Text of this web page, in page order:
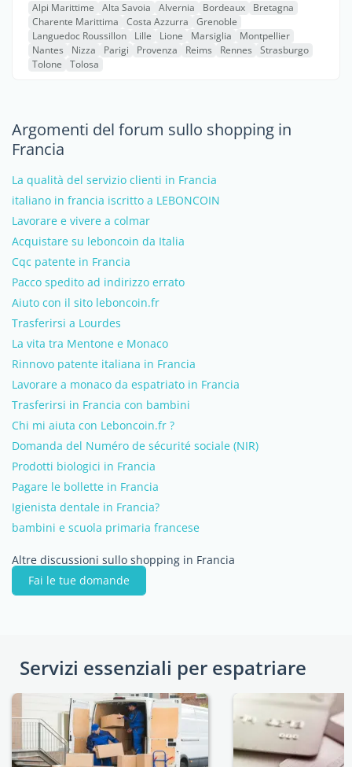
Alpi Marittime Alta Savoia Alvernia Bordeaux
Bretagna
Charente Marittima
Costa Azzurra
Grenoble
Languedoc Roussillon
Lille Lione Marsiglia
Montpellier
Nantes
Nizza Parigi Provenza Reims Rennes
Strasburgo
Tolone
Tolosa
Argomenti del forum sullo shopping in
Francia
La qualità del servizio clienti in Francia
italiano in francia iscritto a LEBONCOIN
Lavorare e vivere a colmar
Acquistare su leboncoin da Italia
Cqc patente in Francia
Pacco spedito ad indirizzo errato
Aiuto con il sito leboncoin.fr
Trasferirsi a Lourdes
La vita tra Mentone e Monaco
Rinnovo patente italiana in Francia
Lavorare a monaco da espatriato in Francia
Trasferirsi in Francia con bambini
Chi mi aiuta con Leboncoin.fr ?
Domanda del Numéro de sécurité sociale (NIR)
Prodotti biologici in Francia
Pagare le bollette in Francia
Igienista dentale in Francia?
bambini e scuola primaria francese
Altre discussioni sullo shopping in Francia
Fai le tue domande
Servizi essenziali per espatriare